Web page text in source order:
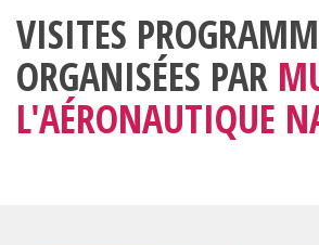
VISITES
ORGANISÉES PAR
L'AÉRONAUTIQUE